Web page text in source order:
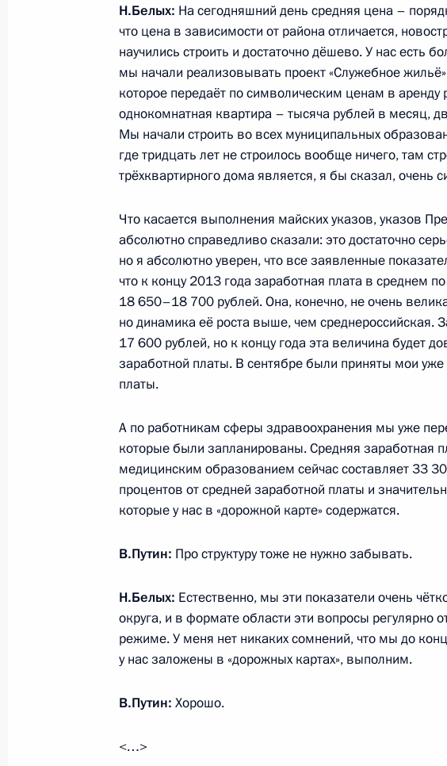
Рабочая встреча с губернатором Кировской
Белых
6 ноября 2013 года, 20:30 Московская область, Ново-Огарёво
Встреча с председателем ЛДПР Владимиром
6 ноября 2013 года, 20:00 Московская область, Ново-Огарёво
Совещание по вопросам использования средств
национального благосостояния
6 ноября 2013 года, 16:30 Московская область, Ново-Огарёво
5 ноября 2013 года, вторник
Встреча с генеральным директором Большого
5 ноября 2013 года, 18:30 Московская область, Ново-Огарёво
Встреча с участниками проекта «Стартапы в
4 ноября 2013 года, понедельник
Торжественный приём по случаю Дня народного
4 ноября 2013 года, 16:00 Москва, Кремль
1 ноября 2013 года, пятница
Н.Белых: На сегодняшний день средняя цена –
что цена в зависимости от района отличается,
научились строить и достаточно дёшево. У нас есть
мы начали реализовывать проект «Служебное
которое передаёт по символическим ценам в
однокомнатная квартира – тысяча рублей в месяц,
Мы начали строить во всех муниципальных
где тридцать лет не строилось вообще ничего, там
трёхквартирного дома является, я бы сказал, очень
Что касается выполнения майских указов, указов
абсолютно справедливо сказали: это достаточно
но я абсолютно уверен, что все заявленные
что к концу 2013 года заработная плата в среднем
18 650–18 700 рублей. Она, конечно, не очень
но динамика её роста выше, чем среднероссийская.
17 600 рублей, но к концу года эта величина будет
заработной платы. В сентябре были приняты мои
платы.
А по работникам сферы здравоохранения мы уже
которые были запланированы. Средняя заработная
медицинским образованием сейчас составляет 33
процентов от средней заработной платы и
которые у нас в «дорожной карте» содержатся.
В.Путин: Про структуру тоже не нужно забывать.
Н.Белых: Естественно, мы эти показатели очень
округа, и в формате области эти вопросы
режиме. У меня нет никаких сомнений, что мы до
у нас заложены в «дорожных картах», выполним.
В.Путин: Хорошо.
<…>